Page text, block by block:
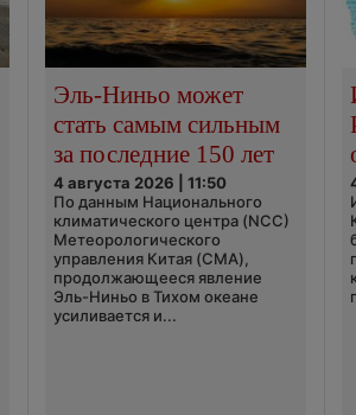
Эль-Ниньо может
стать самым сильным
за последние 150 лет
4 августа 2026 | 11:50
По данным Национального
климатического центра (NCC)
Метеорологического
управления Китая (CMA),
продолжающееся явление
Эль-Ниньо в Тихом океане
усиливается и...